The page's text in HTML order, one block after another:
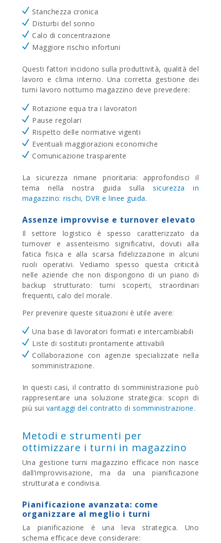
Stanchezza cronica
Disturbi del sonno
Calo di concentrazione
Maggiore rischio infortuni
Questi fattori incidono sulla produttività, qualità del
lavoro e clima interno. Una corretta gestione dei
turni lavoro notturno magazzino deve prevedere:
Rotazione equa tra i lavoratori
Pause regolari
Rispetto delle normative vigenti
Eventuali maggiorazioni economiche
Comunicazione trasparente
La sicurezza rimane prioritaria: approfondisci il
tema nella nostra guida sullasicurezza in
magazzino: rischi, DVR e linee guida.
Assenze improvvise e turnover elevato
Il settore logistico è spesso caratterizzato da
turnover e assenteismo significativi, dovuti alla
fatica fisica e alla scarsa fidelizzazione in alcuni
ruoli operativi.Vediamo spesso questa criticità
nelle aziende che non dispongono di un piano di
backup strutturato: turni scoperti, straordinari
frequenti, calo del morale.
Per prevenire queste situazioni è utile avere:
Una base di lavoratori formati e intercambiabili
Liste di sostituti prontamente attivabili
Collaborazione con agenzie specializzate nella
somministrazione.
In questi casi, il contratto di somministrazione può
rappresentare una soluzione strategica: scopri di
più sui vantaggi del contratto di somministrazione.
Metodi e strumenti per
ottimizzare i turni in magazzino
Una gestione turni magazzino efficace non nasce
dall’improvvisazione, ma da una pianificazione
strutturata e condivisa.
Pianificazione avanzata: come
organizzare al meglio i turni
La pianificazione è una leva strategica. Uno
schema efficace deve considerare: